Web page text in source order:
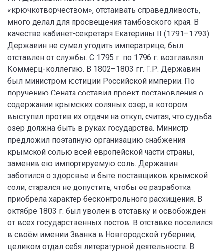
«крючкотворчеством», отстаивать справедливость,
много делал для просвещения тамбовского края. В
качестве кабинет-секретаря Екатерины II (1791–1793)
Державин не сумел угодить императрице, был
отставлен от службы. С 1795 г. по 1796 г. возглавлял
Коммерц-коллегию. В 1802–1803 гг. Г.Р. Державин
был министром юстиции Российской империи. По
поручению Сената составил проект постановления о
содержании крымских соляных озер, в котором
выступил против их отдачи на откуп, считая, что судьба
озер должна быть в руках государства. Министр
предложил поэтапную организацию снабжения
крымской солью всей европейской части страны,
заменив ею импортируемую соль. Державин
заботился о здоровье и быте поставщиков крымской
соли, старался не допустить, чтобы ее разработка
приобрела характер бесконтрольного расхищения. В
октябре 1803 г. был уволен в отставку и освобождён
от всех государственных постов. В отставке поселился
в своём имении Званка в Новгородской губернии,
целиком отдал себя литературной деятельности. В.